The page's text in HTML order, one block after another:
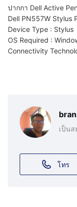
ปากกา Dell Active
Dell PN557W Stylus
Device Type : Stylus
OS Required :
Connectivity
เป็น
โทร